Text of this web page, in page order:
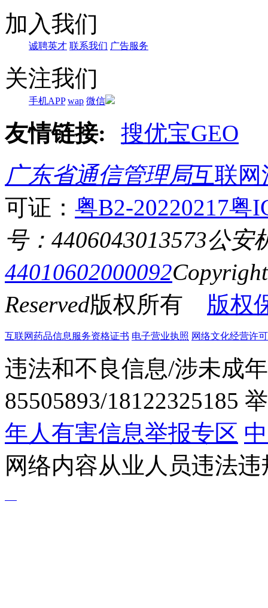
加入我们
诚聘英才 联系我们 广告服务
关注我们
手机APP wap 微信
友情链接:
搜优宝GEO
广东省通信管理局互联网
可证： 粤B2-20220217粤
号：4406043013573公安
44010602000092
Reserved版权所有 版权
互联网药品信息服务资格证书 电子营业执照 网络文化经营许
违法和不良信息/涉未成
85505893/18122325185
年人有害信息举报专区
网络内容从业人员违法